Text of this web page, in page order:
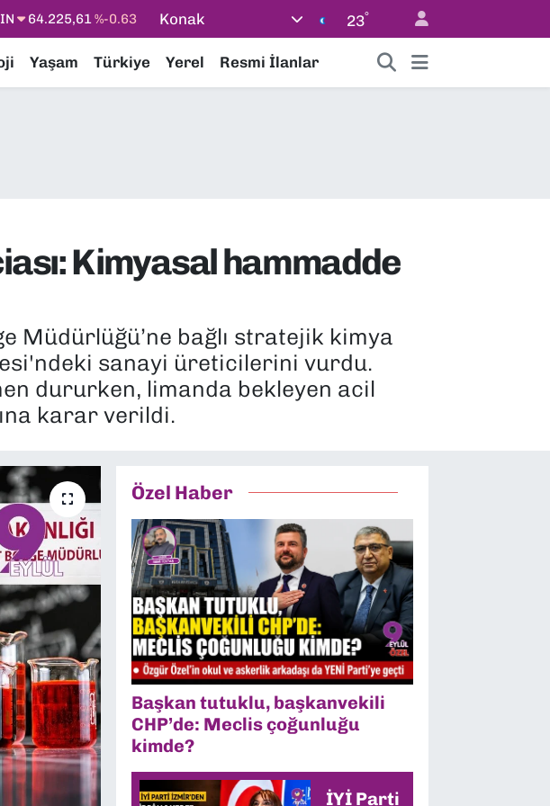
DOLAR 47,6704 %0
64,2143%0
Konak 23°
Yaşam Türkiye Yerel Resmi İlanlar
Kimyasal hammadde
Müdürlüğü’ne bağlı stratejik kimya
sanayi üreticilerini vurdu.
dururken, limanda bekleyen acil
karar verildi.
Özel Haber
Başkan tutuklu, başkanvekili
CHP’de: Meclis çoğunluğu
kimde?
İYİ Parti